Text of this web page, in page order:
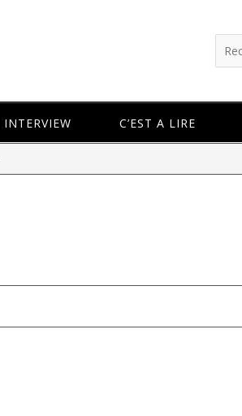
INTERVIEW C’EST A LIRE